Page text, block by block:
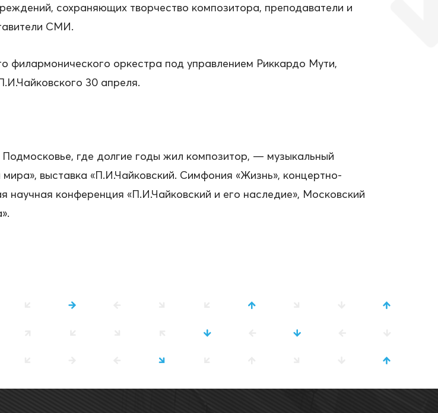
сохраняющих творчество композитора, преподаватели и
СМИ.
оркестра под управлением Риккардо Мути,
30 апреля.
где долгие годы жил композитор, — музыкальный
выставка «П.И.Чайковский. Симфония «Жизнь», концертно-
конференция «П.И.Чайковский и его наследие», Московский